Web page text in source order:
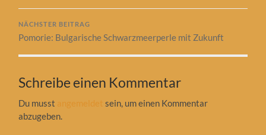
NÄCHSTER BEITRAG
Pomorie: Bulgarische Schwarzmeerperle mit Zukunft
Schreibe einen Kommentar
Du musst angemeldet sein, um einen Kommentar
abzugeben.